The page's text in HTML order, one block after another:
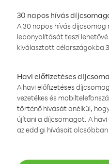
30 napos hívás
A 30 napos hívás díjcsomag
lebonyolítását teszi
kiválasztott célországokba
Havi előfizetéses
A havi előfizetéses
vezetékes és
történő hívását anélkül,
újítani a díjcsomagot. A
az eddigi hívásait